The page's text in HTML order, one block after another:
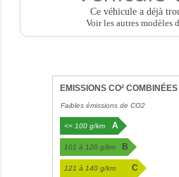
Ce véhicule a déjà
Voir les autres modèles
EMISSIONS CO² COMBINÉES
Faibles émissions de CO2
<= 100 g/km A
101 à 120 g/km B
121 à 140 g/km C